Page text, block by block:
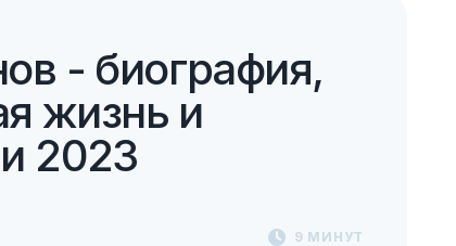
- биография,
жизнь и
2023
9 МИНУТ